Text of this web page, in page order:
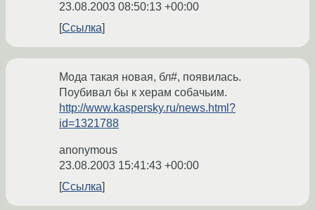
23.08.2003 08:50:13 +00:00
Ссылка
Мода такая новая, бл#, появилась.
Поубивал бы к херам собачьим.
http://www.kaspersky.ru/news.html?
id=1321788
anonymous
23.08.2003 15:41:43 +00:00
Ссылка